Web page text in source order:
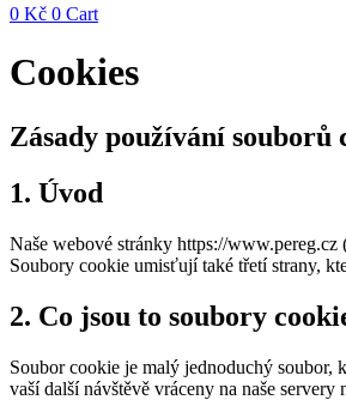
0 Kč 0 Cart
Cookies
Zásady používání souborů
1. Úvod
Naše webové stránky https://
Soubory cookie umisťují také třetí strany,
2. Co jsou to soubory
Soubor cookie je malý jednoduchý soubor,
vaší další návštěvě vráceny na naše